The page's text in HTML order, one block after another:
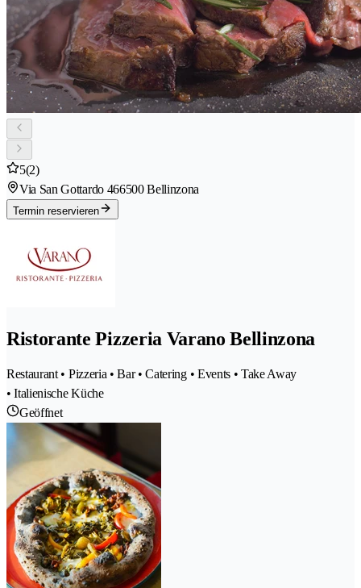
5(2)
Via San Gottardo 466500 Bellinzona
Termin reservieren
Ristorante Pizzeria Varano Bellinzona
Restaurant • Pizzeria • Bar • Catering • Events • Take Away
• Italienische Küche
Geöffnet